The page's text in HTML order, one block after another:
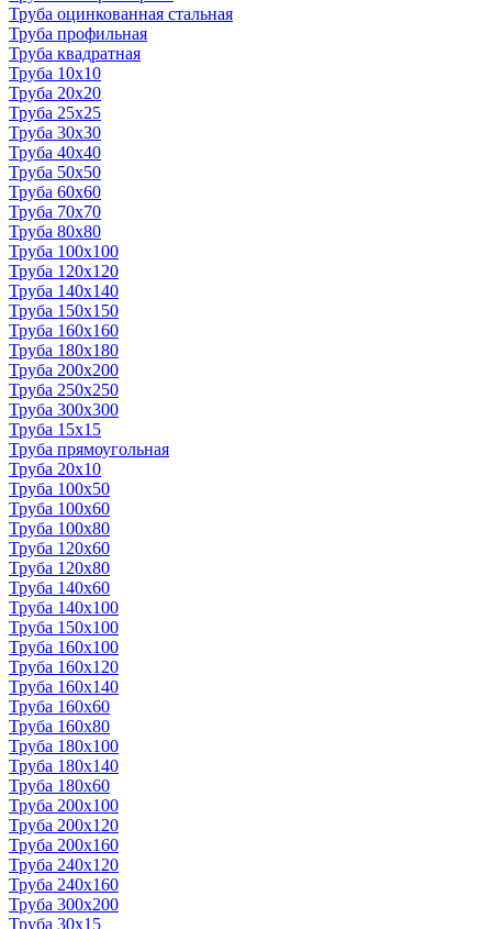
Труба оцинкованная стальная
Труба профильная
Труба квадратная
Труба 10x10
Труба 20x20
Труба 25x25
Труба 30x30
Труба 40x40
Труба 50x50
Труба 60x60
Труба 70x70
Труба 80x80
Труба 100x100
Труба 120x120
Труба 140x140
Труба 150x150
Труба 160x160
Труба 180x180
Труба 200x200
Труба 250x250
Труба 300x300
Труба 15x15
Труба прямоугольная
Труба 20x10
Труба 100x50
Труба 100x60
Труба 100x80
Труба 120x60
Труба 120x80
Труба 140x60
Труба 140x100
Труба 150x100
Труба 160x100
Труба 160x120
Труба 160x140
Труба 160x60
Труба 160x80
Труба 180x100
Труба 180x140
Труба 180x60
Труба 200x100
Труба 200x120
Труба 200x160
Труба 240x120
Труба 240x160
Труба 300x200
Труба 30x15